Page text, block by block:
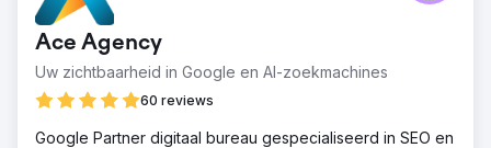
Ace Agency
Uw zichtbaarheid in Google en AI-zoekmachines
60 reviews
Google Partner digitaal bureau gespecialiseerd in SEO en